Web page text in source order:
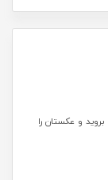
بروید و عکستان را